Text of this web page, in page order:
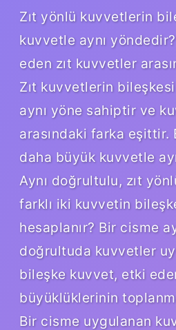
Zıt yönlü kuvvetlerin
kuvvetle aynı
eden zıt kuvvetler
Zıt kuvvetlerin
aynı yöne sahiptir ve
arasındaki farka eşittir.
daha büyük kuvvetle
Aynı doğrultulu, zıt
farklı iki kuvvetin
hesaplanır? Bir cisme
doğrultuda kuvvetler
bileşke kuvvet, etki
büyüklüklerinin
Bir cisme uygulanan